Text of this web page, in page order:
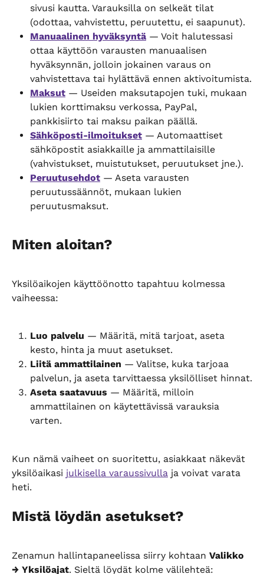
sivusi kautta. Varauksilla on selkeät tilat
(odottaa, vahvistettu, peruutettu, ei saapunut).
Manuaalinen hyväksyntä — Voit halutessasi
ottaa käyttöön varausten manuaalisen
hyväksynnän, jolloin jokainen varaus on
vahvistettava tai hylättävä ennen aktivoitumista.
Maksut — Useiden maksutapojen tuki, mukaan
lukien korttimaksu verkossa, PayPal,
pankkisiirto tai maksu paikan päällä.
Sähköposti-ilmoitukset — Automaattiset
sähköpostit asiakkaille ja ammattilaisille
(vahvistukset, muistutukset, peruutukset jne.).
Peruutusehdot — Aseta varausten
peruutussäännöt, mukaan lukien
peruutusmaksut.
Miten aloitan?
Yksilöaikojen käyttöönotto tapahtuu kolmessa
vaiheessa:
Luo palvelu — Määritä, mitä tarjoat, aseta
kesto, hinta ja muut asetukset.
Liitä ammattilainen — Valitse, kuka tarjoaa
palvelun, ja aseta tarvittaessa yksilölliset hinnat.
Aseta saatavuus — Määritä, milloin
ammattilainen on käytettävissä varauksia
varten.
Kun nämä vaiheet on suoritettu, asiakkaat näkevät
yksilöaikasi julkisella varaussivulla ja voivat varata
heti.
Mistä löydän asetukset?
Zenamun hallintapaneelissa siirry kohtaan Valikko
→ Yksilöajat. Sieltä löydät kolme välilehteä: